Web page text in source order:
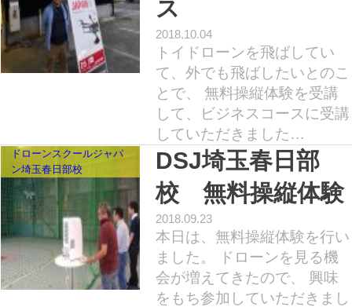
ス
2018.10.04
トイドローンを飛ばしてい
て、外でも飛ばしたいとのこ
とで、 無料操縦体験を受講
して、ビジネスコースに受講
していただきました…
ドローンスクールジャパ
ン埼玉春日部校
DSJ埼玉春日部
校 無料操縦体験
2018.09.23
本日は、無料操縦体験を行い
ました。 ドローンを見る機
会が増えてきたので、 興味
をもち参加していただきまし